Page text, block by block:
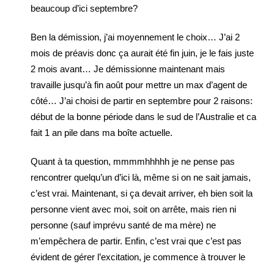
beaucoup d’ici septembre?
Ben la démission, j’ai moyennement le choix… J’ai 2
mois de préavis donc ça aurait été fin juin, je le fais juste
2 mois avant… Je démissionne maintenant mais
travaille jusqu’à fin août pour mettre un max d’agent de
côté… J’ai choisi de partir en septembre pour 2 raisons:
début de la bonne période dans le sud de l’Australie et ca
fait 1 an pile dans ma boîte actuelle.
Quant à ta question, mmmmhhhhh je ne pense pas
rencontrer quelqu’un d’ici là, même si on ne sait jamais,
c’est vrai. Maintenant, si ça devait arriver, eh bien soit la
personne vient avec moi, soit on arrête, mais rien ni
personne (sauf imprévu santé de ma mère) ne
m’empêchera de partir. Enfin, c’est vrai que c’est pas
évident de gérer l’excitation, je commence à trouver le